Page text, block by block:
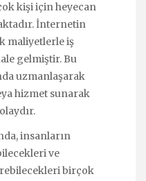
kişi için heyecan
İnternetin
maliyetlerle iş
gelmiştir. Bu
uzmanlaşarak
hizmet sunarak
insanların
ve
birçok